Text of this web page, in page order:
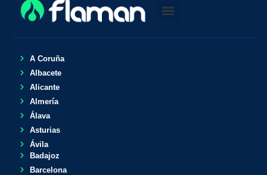
A Coruña
Albacete
Alicante
Almería
Álava
Asturias
Ávila
Badajoz
Barcelona